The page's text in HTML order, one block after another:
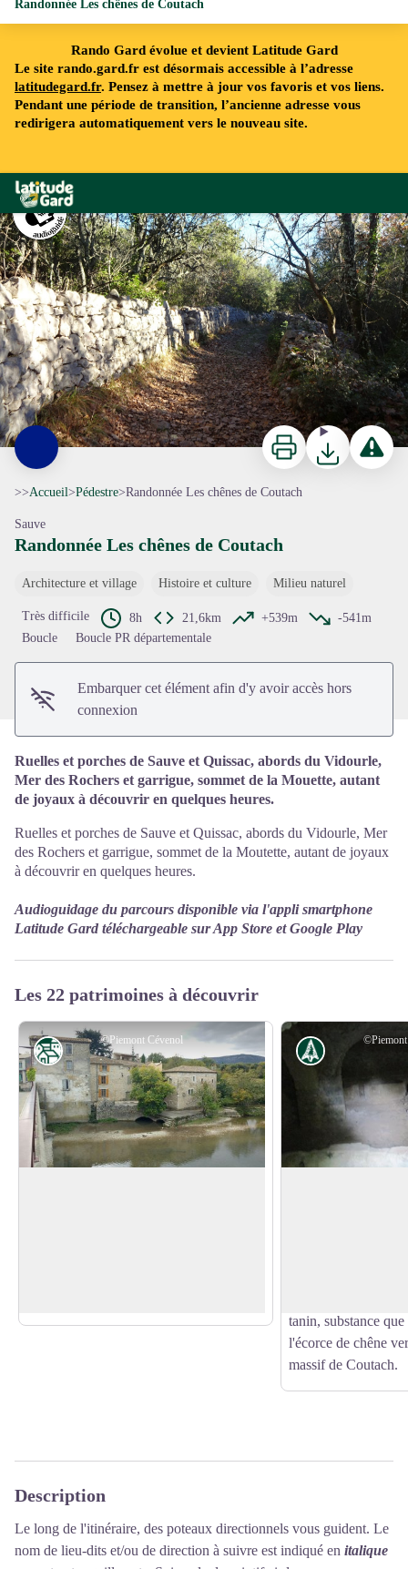
Rando Gard évolue et devient Latitude Gard
Le site rando.gard.fr est désormais accessible à l’adresse
latitudegard.fr. Pensez à mettre à jour vos favoris et vos liens.
Pendant une période de transition, l’ancienne adresse vous
redirigera automatiquement vers le nouveau site.
Rando Gard
Randonnée Les chênes de Coutach
Voir l'image en plein écran
ImprimerTéléchargerSignaler
>>Accueil>Pédestre>Randonnée Les chênes de Coutach
Sauve
Randonnée Les chênes de Coutach
Architecture et village Histoire et culture Milieu naturel
Très difficile 8h 21,6km +539m
-541m
Boucle
Boucle PR départementale
Embarquer cet élément afin d'y avoir accès hors
connexion
Ruelles et porches de Sauve et Quissac, abords du Vidourle,
Mer des Rochers et garrigue, sommet de la Mouette, autant
de joyaux à découvrir en quelques heures.
Ruelles et porches de Sauve et Quissac, abords du Vidourle, Mer
des Rochers et garrigue, sommet de la Moutette, autant de joyaux
à découvrir en quelques heures.
Audioguidage du parcours disponible via l'appli smartphone
Latitude Gard téléchargeable sur App Store et Google Play
Les 22 patrimoines à découvrir
©Piemont Cévenol
Patrimoine Histoire
tanin, substance
l'écorce de chêne
massif de Coutach.
Description
Le long de l'itinéraire, des poteaux directionnels vous guident. Le
nom de lieu-dits et/ou de direction à suivre est indiqué en italique